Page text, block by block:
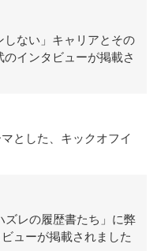
しない」キャリアとその
インタビューが掲載さ
とした、キックオフイ
ズレの履歴書たち」に弊
ューが掲載されました